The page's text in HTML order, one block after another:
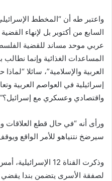
واعتبر طه أن “المخطط
السابع من أكتوبر بل لإنهاء
عربي موحد مساند للقضية
المساعدات الغذائية وإنما
العربية والإسلامية”، سائلا
إسرائيلية في العواصم العربية
واقتصادي وعسكري مع
ورأى أنه “في حال قطع العلاقات
سيرضخ نتنياهو للأمر الواقع
وذكرت القناة 12
لصفقة الأسرى يتضمن بندا